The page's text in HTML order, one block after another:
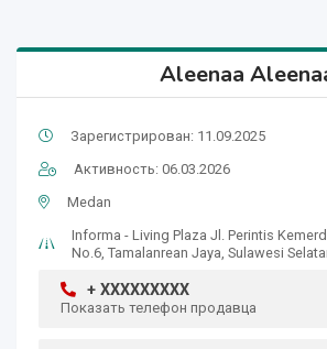
Aleenaa
Зарегистрирован: 11.09.2025
Активность: 06.03.2026
Medan
Informa - Living Plaza Jl. Perintis
No.6, Tamalanrean Jaya, Sulawesi
+ XXXXXXXXX
Показать телефон продавца